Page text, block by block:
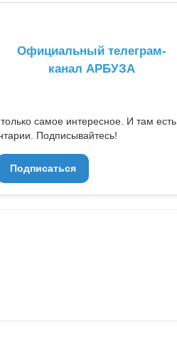
Официальный телеграм-
канал АРБУЗА
самое интересное. И там есть
Подписывайтесь!
Подписаться